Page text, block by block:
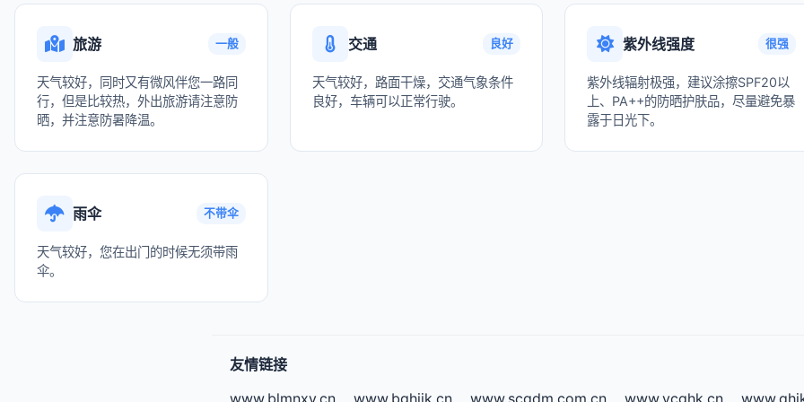
旅游 一般
天气较好，同时又有微风伴您一路同
行，但是比较热，外出旅游请注意防
晒，并注意防暑降温。
交通 良好
天气较好，路面干燥，交通气象条件
良好，车辆可以正常行驶。
紫外线强度 很强
紫外线辐射极强，建议涂擦SPF20以
上、PA++的防晒护肤品，尽量避免暴
露于日光下。
雨伞 不带伞
天气较好，您在出门的时候无须带雨
伞。
友情链接
www.blmnxy.cn
www.bghijk.cn www.scqdm.com.cn www.ycghk.cn